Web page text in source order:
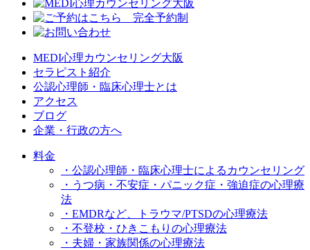
MEDI心理カウンセリング大阪
セラピスト紹介
公認心理師・臨床心理士とは
アクセス
ブログ
企業・行政の方へ
料金
・公認心理師・臨床心理士によるカウンセリング
・うつ病・不安症・パニック症・強迫症の心理療
法
・EMDRなど、トラウマ/PTSDの心理療法
・不登校・ひきこもりの心理療法
・夫婦・家族関係の心理療法